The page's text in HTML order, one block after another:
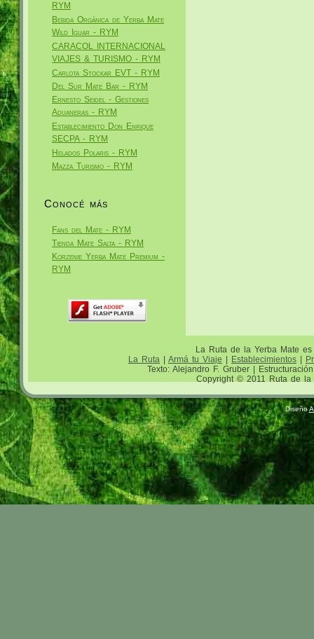
RYM
Bebida Orgánica de Yerba Mate
Wild Iguar - RYM
CARACOL INTERNACIONAL
VIAJES & TURISMO - RYM
Carlota Stockar EVT - RYM
Del Sur Mate Bar - RYM
Ernesto Seidel - Gestiones
Aduaneras - RYM
Establecimiento Don Enrique
SECPA - RYM
Helados Polaris - RYM
Mazza Turismo - RYM
Conocé más
Fans del Mate - RYM
Tienda Mate Salta - RYM
Korzenie Yerba Mate Premium -
RYM
La Ruta de la Yerba Mate
La Ruta
Armá tu Viaje Establecimientos
Texto: Alejandro F. Gruber |
Copyright © 2011 Ruta de la
Diseño